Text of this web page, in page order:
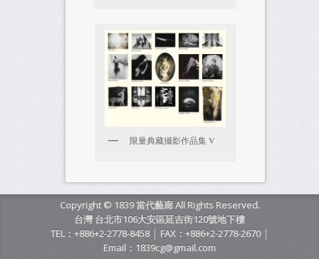
限量典藏攝影作品集 V
Copyright © 1839 當代藝廊 All Rights Reserved.
台灣 台北市106大安區延吉街120號地下樓
TEL：+886+2-2778-8458 │ FAX：+886+2-2778-2670 │
Email：1839cg@gmail.com